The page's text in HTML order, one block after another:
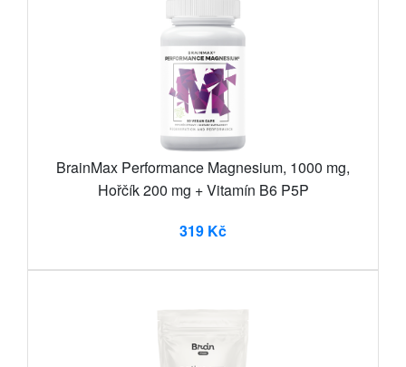
BrainMax Performance Magnesium, 1000 mg,
Hořčík 200 mg + Vitamín B6 P5P
319 Kč